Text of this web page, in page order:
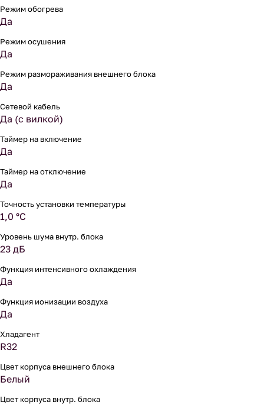
Режим обогрева
Да
Режим осушения
Да
Режим размораживания внешнего блока
Да
Сетевой кабель
Да (с вилкой)
Таймер на включение
Да
Таймер на отключение
Да
Точность установки температуры
1,0 °С
Уровень шума внутр. блока
23 дБ
Функция интенсивного охлаждения
Да
Функция ионизации воздуха
Да
Хладагент
R32
Цвет корпуса внешнего блока
Белый
Цвет корпуса внутр. блока